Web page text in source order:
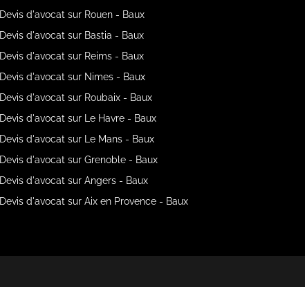
Devis d'avocat sur Rouen - Baux
Devis d'avocat sur Bastia - Baux
Devis d'avocat sur Reims - Baux
Devis d'avocat sur Nimes - Baux
Devis d'avocat sur Roubaix - Baux
Devis d'avocat sur Le Havre - Baux
Devis d'avocat sur Le Mans - Baux
Devis d'avocat sur Grenoble - Baux
Devis d'avocat sur Angers - Baux
Devis d'avocat sur Aix en Provence - Baux